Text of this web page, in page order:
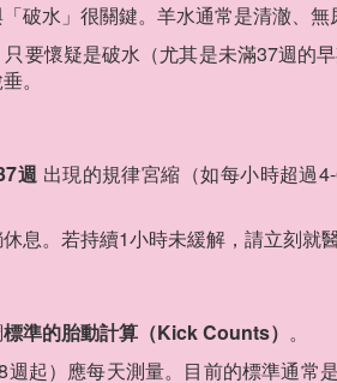
破水」很關鍵。羊水通常是清澈、無
只要懷疑是破水（尤其是未滿37週的
。
週 出現的規律宮縮（如每小時超過
休息。若持續1小時未緩解，請立刻就
標準的胎動計算（Kick Counts） 。
週起）應每天測量。目前的標準通常